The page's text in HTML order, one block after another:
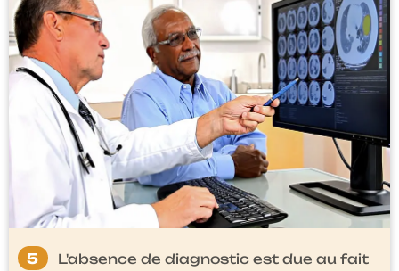
5
L'absence de diagnostic est due au fait